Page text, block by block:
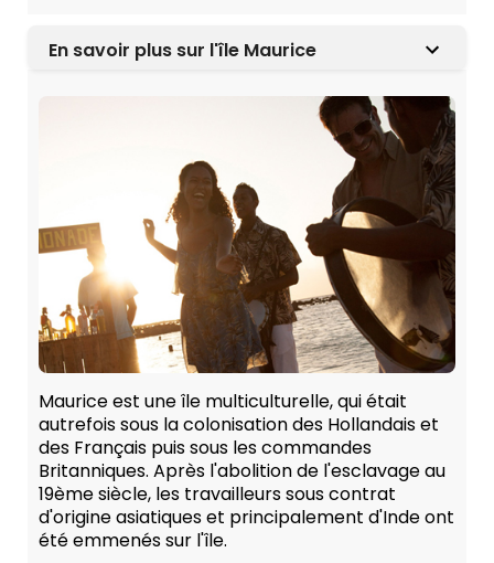
En savoir plus sur l'île Maurice
Maurice est une île multiculturelle, qui était
autrefois sous la colonisation des Hollandais et
des Français puis sous les commandes
Britanniques. Après l'abolition de l'esclavage au
19ème siècle, les travailleurs sous contrat
d'origine asiatiques et principalement d'Inde ont
été emmenés sur l'île.